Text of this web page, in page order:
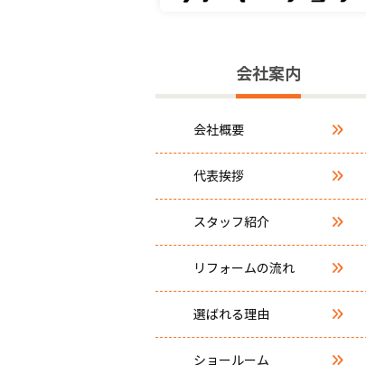
会社案内
会社概要
代表挨拶
スタッフ紹介
リフォームの流れ
選ばれる理由
ショールーム